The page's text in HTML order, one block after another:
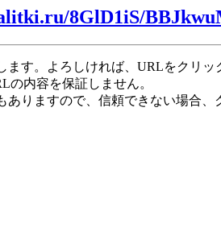
8GlD1iS/
ます。よろしければ、URLをクリ
の内容を保証しません。
ありますので、信頼できない場合、